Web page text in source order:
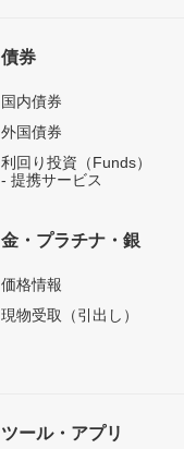
債券
国内債券
外国債券
利回り投資（Funds）
- 提携サービス
金・プラチナ・銀
価格情報
現物受取（引出し）
ツール・アプリ